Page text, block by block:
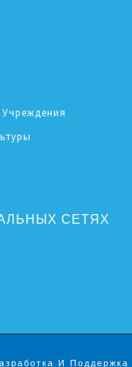
СЕТЯХ
И Поддержка